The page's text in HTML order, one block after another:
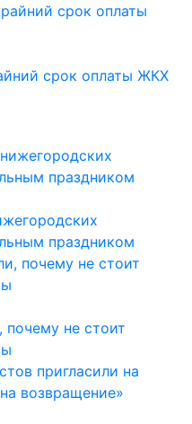
срок оплаты ЖКХ
праздником
не стоит